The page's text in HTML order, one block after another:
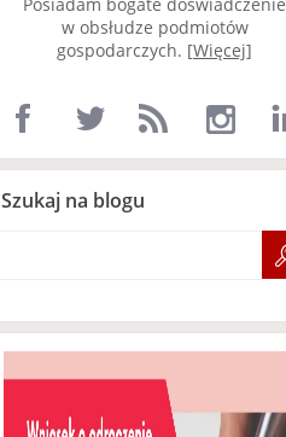
w obsłudze podmiotów
gospodarczych. [Więcej]
Szukaj na blogu